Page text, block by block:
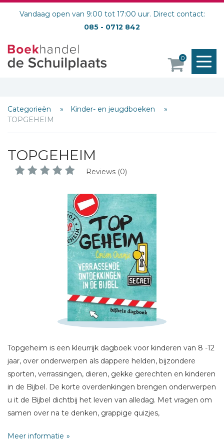
Vandaag open van 9:00 tot 17:00 uur. Direct contact:
085 - 0712 842
0
Categorieën
Kinder- en jeugdboeken
TOPGEHEIM
TOPGEHEIM
Reviews (0)
Topgeheim is een kleurrijk dagboek voor kinderen van 8 -12
jaar, over onderwerpen als dappere helden, bijzondere
sporten, verrassingen, dieren, gekke gerechten en kinderen
in de Bijbel. De korte overdenkingen brengen onderwerpen
u it de Bijbel dichtbij het leven van alledag. Met vragen om
samen over na te denken, grappige quizjes,
Meer informatie
Schrijf hieronder je review!
E-mail *
Titel *
Bericht *